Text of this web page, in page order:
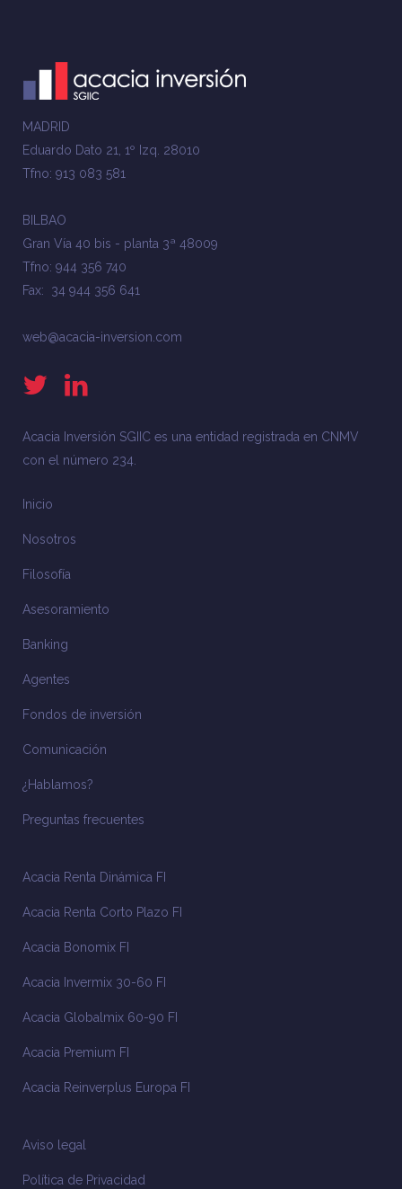
MADRID
Eduardo Dato 21, 1º Izq. 28010
Tfno: 913 083 581
BILBAO
Gran Vía 40 bis - planta 3ª 48009
Tfno: 944 356 740
Fax: 34 944 356 641
web@acacia-inversion.com
Acacia Inversión SGIIC es una entidad registrada en CNMV
con el número 234.
Inicio
Nosotros
Filosofía
Asesoramiento
Banking
Agentes
Fondos de inversión
Comunicación
¿Hablamos?
Preguntas frecuentes
Acacia Renta Dinámica FI
Acacia Renta Corto Plazo FI
Acacia Bonomix FI
Acacia Invermix 30-60 FI
Acacia Globalmix 60-90 FI
Acacia Premium FI
Acacia Reinverplus Europa FI
Aviso legal
Política de Privacidad